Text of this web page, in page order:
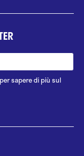
per sapere di più sul